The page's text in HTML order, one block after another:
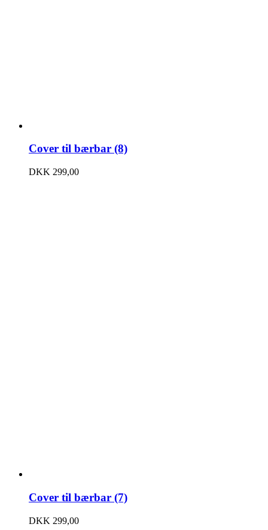
Cover til bærbar (8)
DKK 299,00
Cover til bærbar (7)
DKK 299,00